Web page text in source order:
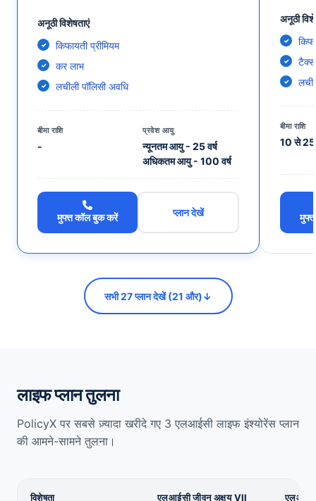
अनूठी विशेषताएं
किफायती प्रीमियम
कर लाभ
लचीली पॉलिसी अवधि
बीमा राशि
-
प्रवेश आयु
न्यूनतम आयु - 25 वर्ष
अधिकतम आयु - 100 वर्ष
मुफ्त कॉल बुक करें प्लान देखें
अनूठी
टैक्स
बीमा राशि
10 से 25
सभी 27 प्लान देखें (21 और)↓
लाइफ प्लान तुलना
PolicyX पर सबसे ज़्यादा खरीदे गए 3 एलआईसी लाइफ इंश्योरेंस प्लान
की आमने-सामने तुलना।
विशेषता एलआईसी जीवन अक्षय VII